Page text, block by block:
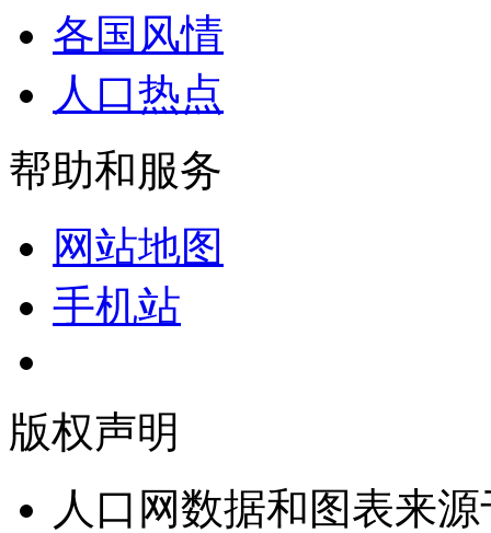
各国风情
人口热点
帮助和服务
网站地图
手机站
版权声明
人口网数据和图表来